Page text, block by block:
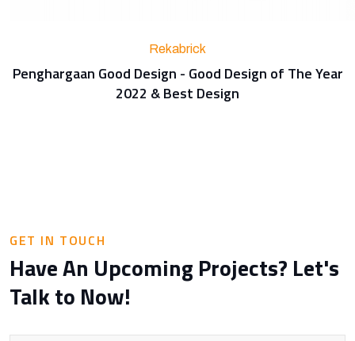
Rekabrick
Penghargaan Good Design - Good Design of The Year
2022 & Best Design
GET IN TOUCH
Have An Upcoming Projects? Let's
Talk to Now!